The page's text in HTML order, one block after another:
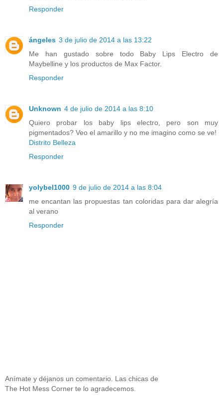
Responder
ángeles 3 de julio de 2014 a las 13:22
Me han gustado sobre todo Baby Lips Electro de
Maybelline y los productos de Max Factor.
Responder
Unknown 4 de julio de 2014 a las 8:10
Quiero probar los baby lips electro, pero son muy
pigmentados? Veo el amarillo y no me imagino como se ve!
Distrito Belleza
Responder
yolybel1000 9 de julio de 2014 a las 8:04
me encantan las propuestas tan coloridas para dar alegría
al verano
Responder
Anímate y déjanos un comentario. Las chicas de
The Hot Mess Corner te lo agradecemos.